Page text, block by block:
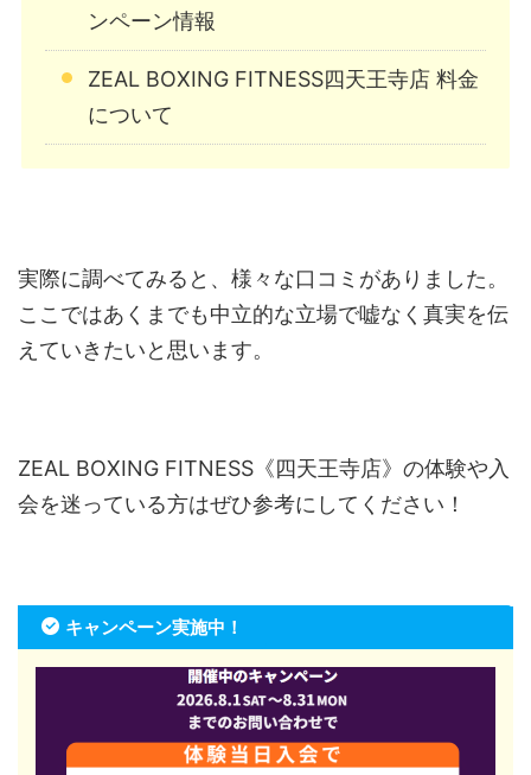
ンペーン情報
ZEAL BOXING FITNESS四天王寺店 料金
について
実際に調べてみると、様々な口コミがありました。
ここではあくまでも中立的な立場で嘘なく真実を伝
えていきたいと思います。
ZEAL BOXING FITNESS《四天王寺店》の体験や入
会を迷っている方はぜひ参考にしてください！
キャンペーン実施中！